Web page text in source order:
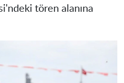
tören alanına